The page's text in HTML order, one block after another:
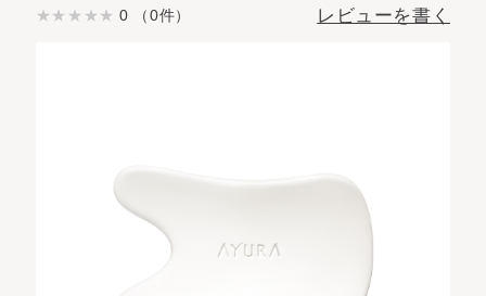
0 （0件） レビューを書く